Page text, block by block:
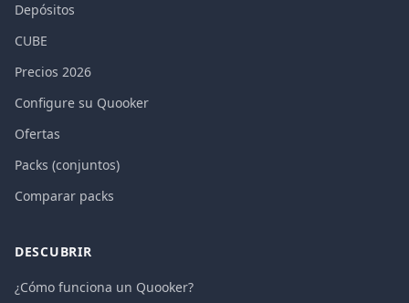
Depósitos
CUBE
Precios 2026
Configure su Quooker
Ofertas
Packs (conjuntos)
Comparar packs
DESCUBRIR
¿Cómo funciona un Quooker?